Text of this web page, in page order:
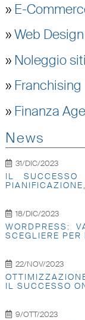
» E-
»Web Design
» Noleggio
» Franchising
» Finanza
News
31/DIC/2023
IL SUCCESSO
18/DIC/2023
WORDPRESS:
SCEGLIERE
22/NOV/2023
IL SUCCESSO
9/OTT/2023